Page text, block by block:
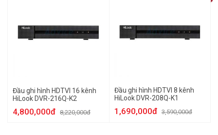
Đầu ghi hình HDTVI 16 kênh
HiLook DVR-216Q-K2
4,800,000đ 8,220,000đ
Đầu ghi hình HDTVI 8 kênh
HiLook DVR-208Q-K1
1,690,000đ 3,590,000đ